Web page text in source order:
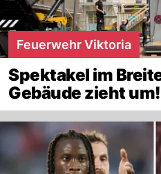
Feuerwehr Viktoria
Spektakel im
Gebäude zieht um!